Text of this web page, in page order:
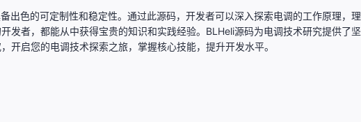
出色的可定制性和稳定性。通过此源码，开发者可以深入探索电调的工作原理，理
发者，都能从中获得宝贵的知识和实践经验。BLHeli源码为电调技术研究提供了坚
开启您的电调技术探索之旅，掌握核心技能，提升开发水平。